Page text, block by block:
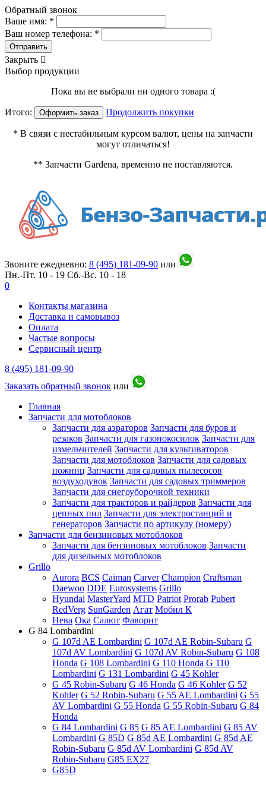
Обратный звонок
Ваше имя: *
Ваш номер телефона: *
Отправить
Закрыть 
Выбор продукции
Пока вы не выбрали ни одного товара :(
Итого: Оформить заказ Продолжить покупки
* В связи с нестабильным курсом валют, цены на запчасти
могут отличаться!
** Запчасти Gardena, временно не поставляются.
Звоните ежедневно: 8 (495) 181-09-90 или
Пн.-Пт. 10 - 19 Сб.-Вс. 10 - 18
0
Контакты магазина
Доставка и самовывоз
Оплата
Частые вопросы
Сервисный центр
8 (495) 181-09-90
Заказать обратный звонок или
Главная
Запчасти для мотоблоков
Запчасти для аэраторов Запчасти для буров и
резаков Запчасти для газонокосилок Запчасти для
измельчителей Запчасти для культиваторов
Запчасти для мотоблоков Запчасти для садовых
ножниц Запчасти для садовых пылесосов
воздуходувок Запчасти для садовых триммеров
Запчасти для снегоуборочной техники
Запчасти для тракторов и райдеров Запчасти для
цепных пил Запчасти для электростанций и
генераторов Запчасти по артикулу (номеру)
Запчасти для бензиновых мотоблоков
Запчасти для бензиновых мотоблоков Запчасти
для дизельных мотоблоков
Grillo
Aurora BCS Caiman Carver Champion Craftsman
Daewoo DDE Eurosystems Grillo
Hyundai MasterYard MTD Patriot Prorab Pubert
RedVerg SunGarden Агат Мобил К
Нева Ока Салют Фаворит
G 84 Lombardini
G 107d AE Lombardini G 107d AE Robin-Subaru G
107d AV Lombardini G 107d AV Robin-Subaru G 108
Honda G 108 Lombardini G 110 Honda G 110
Lombardini G 131 Lombardini G 45 Kohler
G 45 Robin-Subaru G 46 Honda G 46 Kohler G 52
Kohler G 52 Robin-Subaru G 55 AE Lombardini G 55
AV Lombardini G 55 Honda G 55 Robin-Subaru G 84
Honda
G 84 Lombardini G 85 G 85 AE Lombardini G 85 AV
Lombardini G 85D G 85d AE Lombardini G 85d AE
Robin-Subaru G 85d AV Lombardini G 85d AV
Robin-Subaru G85 EX27
G85D